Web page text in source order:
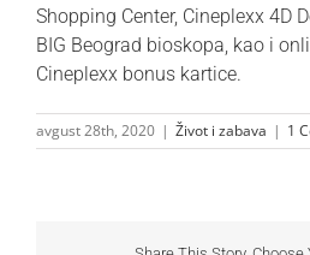
Shopping Center, Cineplexx 4D
BIG Beograd bioskopa, kao i
Cineplexx bonus kartice.
avgust 28th, 2020 | Život i zabava | 1